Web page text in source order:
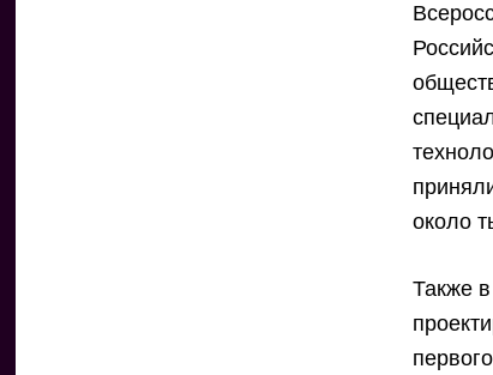
около
Также